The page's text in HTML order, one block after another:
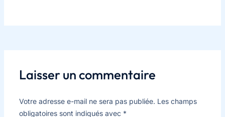
Laisser un commentaire
Votre adresse e-mail ne sera pas publiée. Les champs
obligatoires sont indiqués avec *